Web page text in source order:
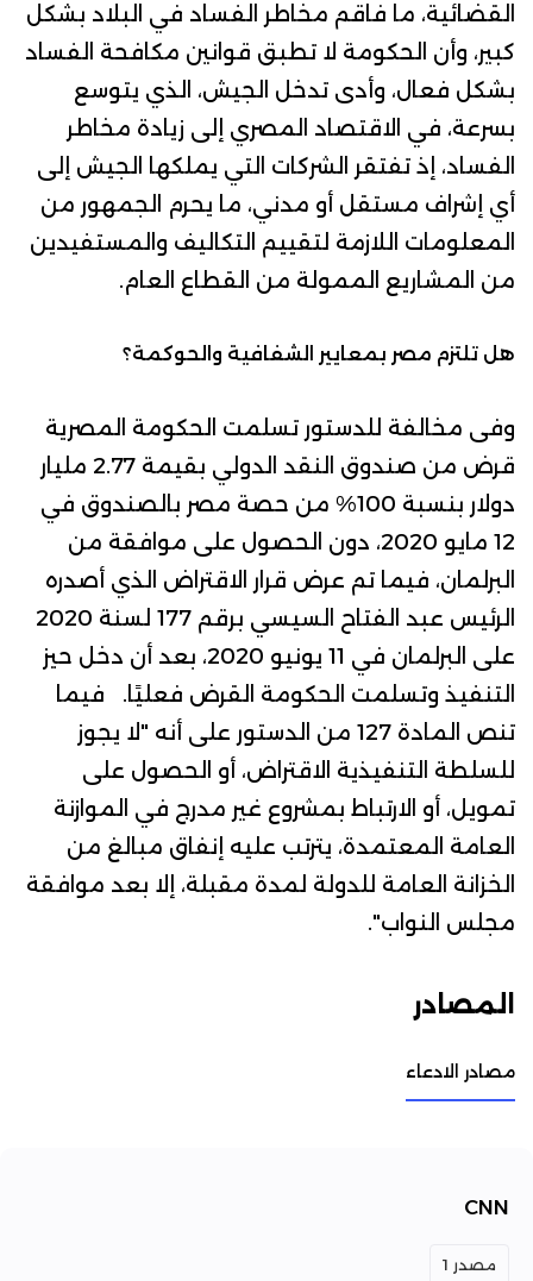
القضائية، ما فاقم مخاطر الفساد في البلاد بشكل
كبير، وأن الحكومة لا تطبق قوانين مكافحة الفساد
بشكل فعال، وأدى تدخل الجيش، الذي يتوسع
بسرعة، في الاقتصاد المصري إلى زيادة مخاطر
الفساد، إذ تفتقر الشركات التي يملكها الجيش إلى
أي إشراف مستقل أو مدني، ما يحرم الجمهور من
المعلومات اللازمة لتقييم التكاليف والمستفيدين
من المشاريع الممولة من القطاع العام.
هل تلتزم مصر بمعايير الشفافية والحوكمة؟
وفى مخالفة للدستور تسلمت الحكومة المصرية
قرض من صندوق النقد الدولي بقيمة 2.77 مليار
دولار بنسبة 100% من حصة مصر بالصندوق في
12 مايو 2020، دون الحصول على موافقة من
البرلمان، فيما تم عرض قرار الاقتراض الذي أصدره
الرئيس عبد الفتاح السيسي برقم 177 لسنة 2020
على البرلمان
في 11 يونيو 2020، بعد أن دخل حيز
التنفيذ وتسلمت الحكومة القرض فعليًا. فيما
تنص المادة 127 من الدستور على أنه "لا يجوز
للسلطة التنفيذية الاقتراض، أو الحصول على
تمويل، أو الارتباط بمشروع غير مدرج في الموازنة
العامة المعتمدة، يترتب عليه إنفاق مبالغ من
الخزانة العامة للدولة لمدة مقبلة، إلا بعد موافقة
مجلس النواب".
المصادر
مصادر الادعاء
CNN
مصدر 1